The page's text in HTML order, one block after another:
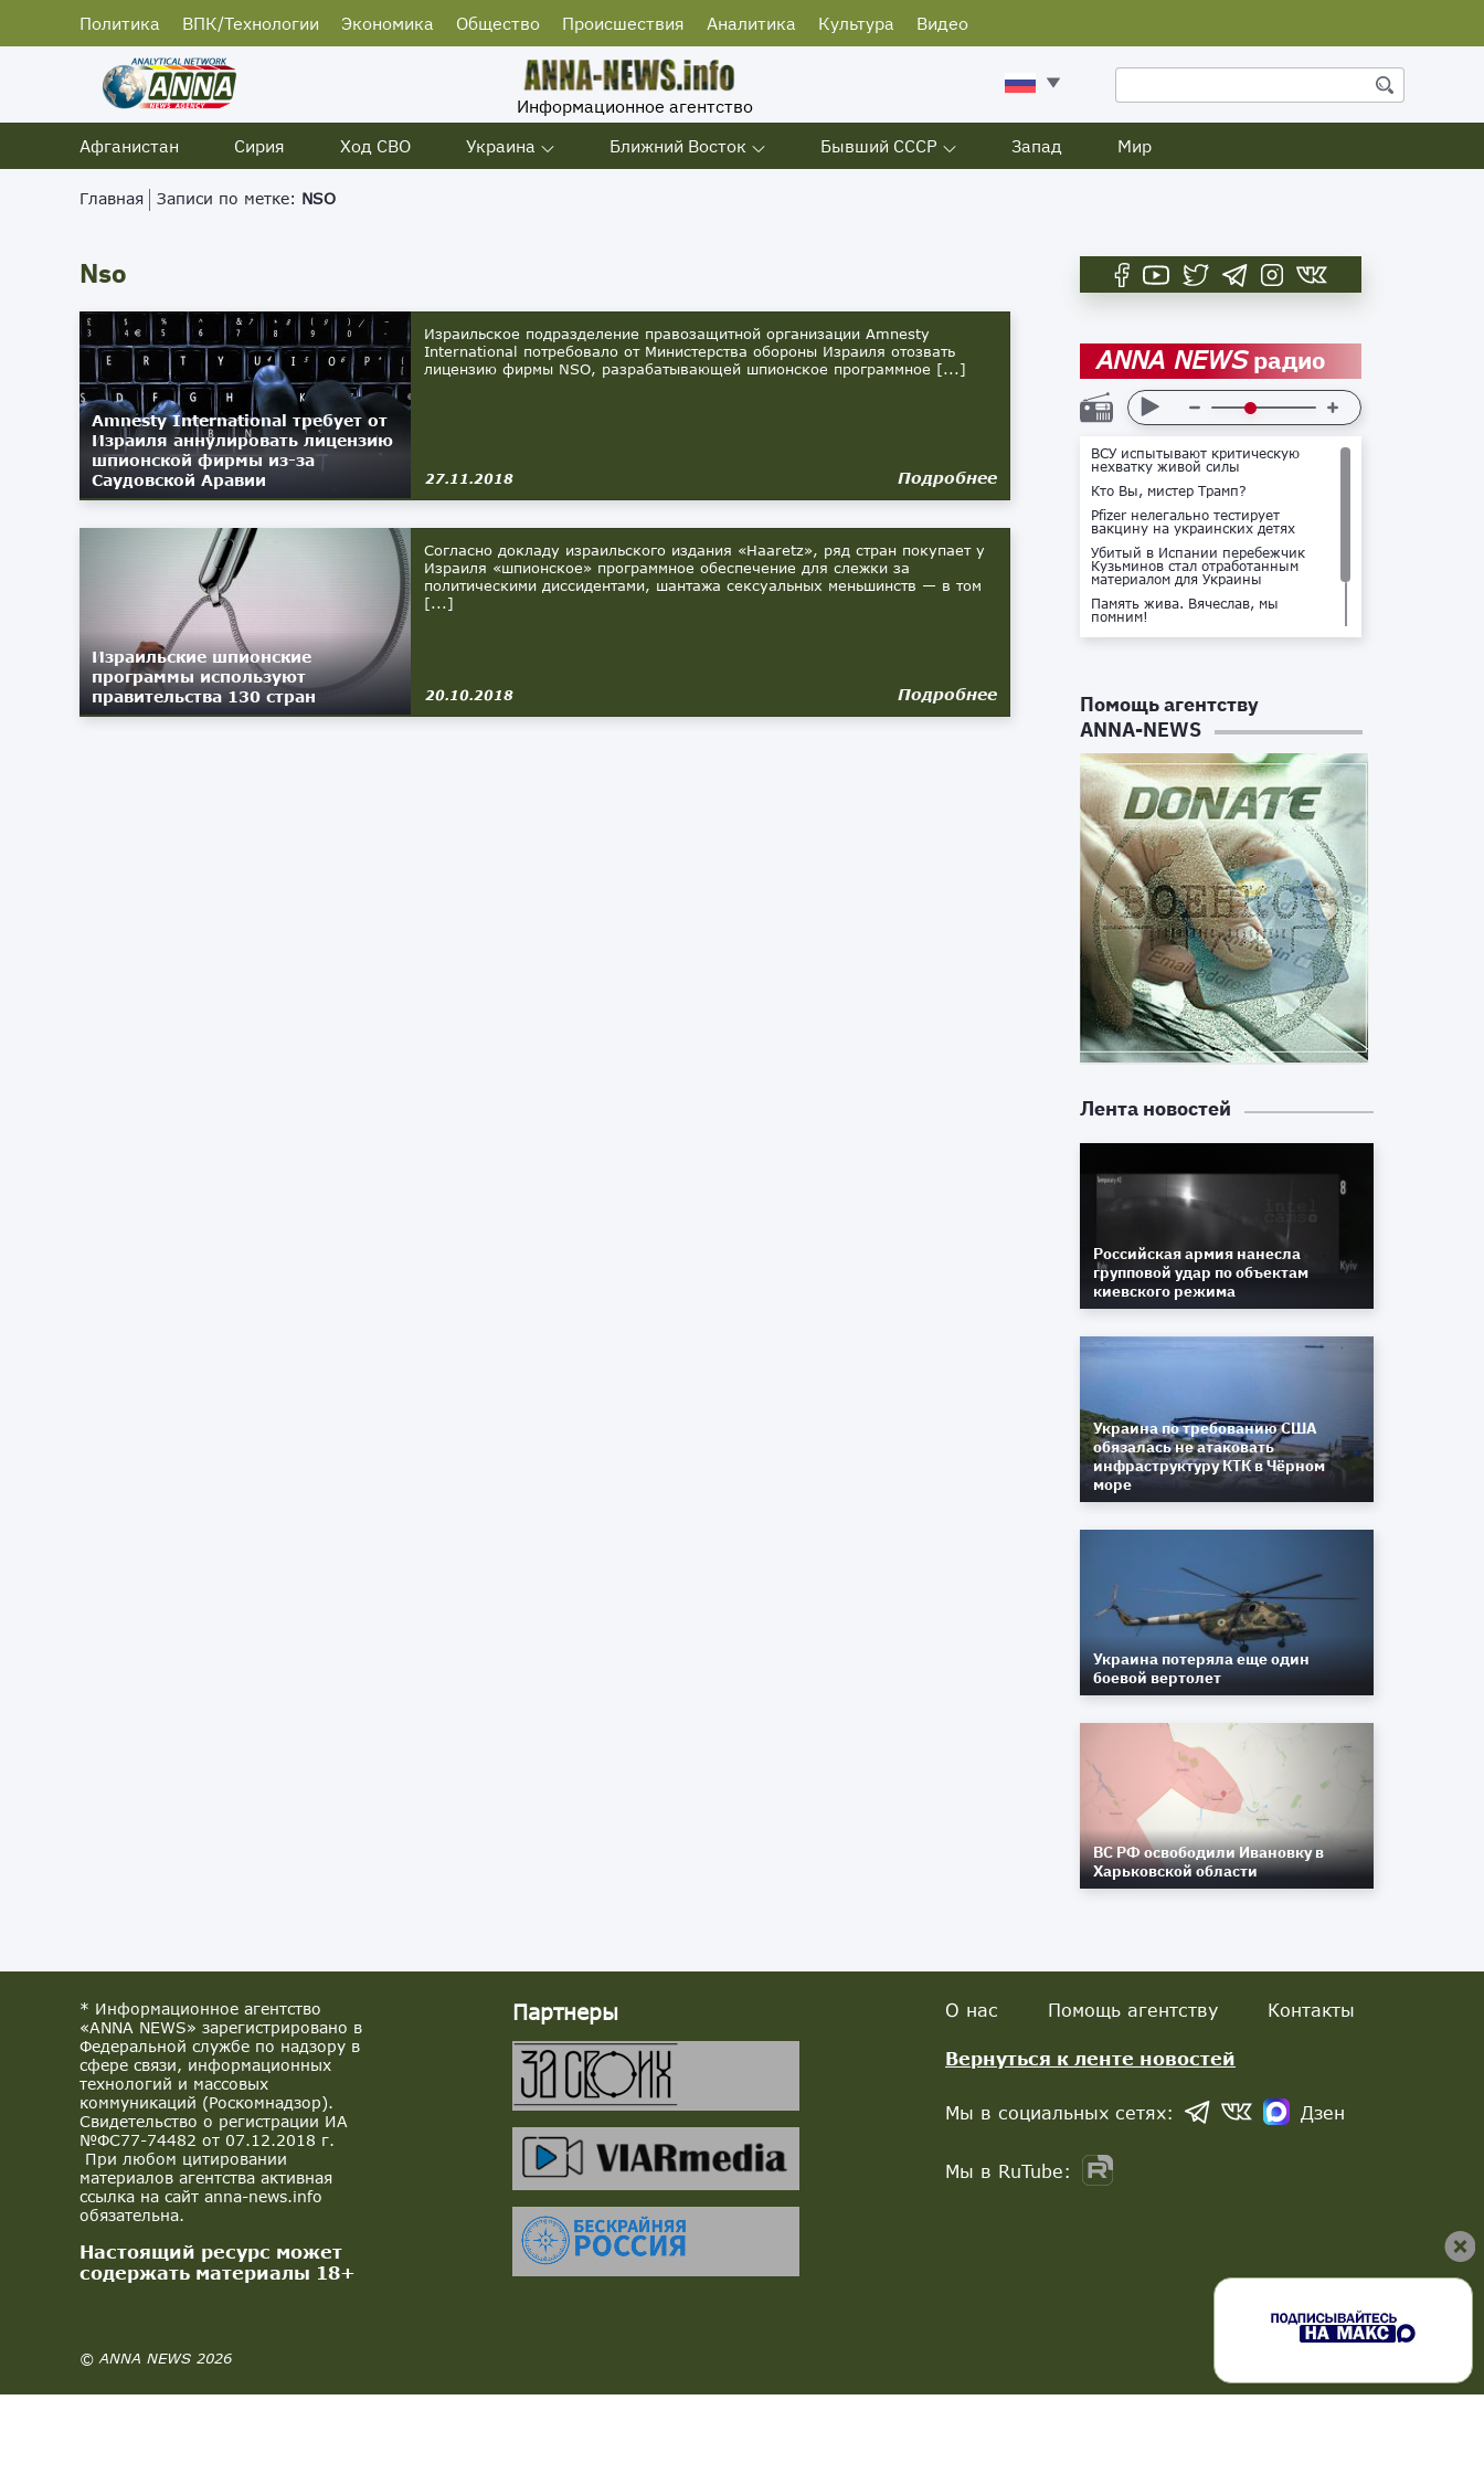
Политика ВПК/Технологии Экономика Общество Происшествия Аналитика Культура Видео
Информационное агентство
Афганистан
Сирия Ход СВО Украина Ближний Восток Бывший СССР Запад Мир
Главная Записи по метке: NSO
Nso
Amnesty International требует от
Израиля аннулировать лицензию
шпионской фирмы из-за
Саудовской Аравии
Израильское подразделение правозащитной организации Amnesty
International потребовало от Министерства обороны Израиля отозвать
лицензию фирмы NSO, разрабатывающей шпионское программное [...]
27.11.2018 Подробнее
Израильские шпионские
программы используют
правительства 130 стран
Согласно докладу израильского издания «Haaretz», ряд стран покупает у
Израиля «шпионское» программное обеспечение для слежки за
политическими диссидентами, шантажа сексуальных меньшинств — в том
[...]
20.10.2018 Подробнее
ANNA NEWSрадио
ВСУ испытывают критическую
нехватку живой силы
Кто Вы, мистер Трамп?
Pfizer нелегально тестирует
вакцину на украинских детях
Убитый в Испании перебежчик
Кузьминов стал отработанным
материалом для Украины
Память жива. Вячеслав, мы
помним!
Не доставайся ты никому!
Помощь агентству
ANNA-NEWS
Лента новостей
Российская армия нанесла
групповой удар по объектам
киевского режима
Украина по требованию США
обязалась не атаковать
инфраструктуру КТК в Чёрном
море
Украина потеряла еще один
боевой вертолет
ВС РФ освободили Ивановку в
Харьковской области
* Информационное агентство
«ANNA NEWS» зарегистрировано в
Федеральной службе по надзору в
сфере связи, информационных
технологий и массовых
коммуникаций (Роскомнадзор).
Свидетельство о регистрации ИА
№ФС77-74482 от 07.12.2018 г.
При любом цитировании
материалов агентства активная
ссылка на сайт anna-news.info
обязательна.
Настоящий ресурс может
содержать материалы 18+
© ANNA NEWS 2026
Партнеры О нас Помощь агентству Контакты
Вернуться к ленте новостей
Мы в социальных сетях: Дзен
Мы в RuTube: